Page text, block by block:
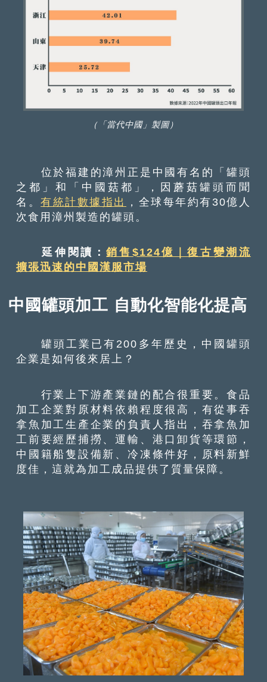
（「當代中國」製圖）
位於福建的漳州正是中國有名的「罐頭
之都」和「中國菇都」，因蘑菇罐頭而聞
名。有統計數據指出
，全球每年約有30億人
次食用漳州製造的罐頭。
延伸閱讀：銷售$124億｜復古變潮流
擴張迅速的中國漢服市場
中國罐頭加工 自動化智能化提高
罐頭工業已有200多年歷史，中國罐頭
企業是如何後來居上？
行業上下游產業鏈的配合很重要。食品
加工企業對原材料依賴程度很高，有從事吞
拿魚加工生產企業的負責人指出，吞拿魚加
工前要經歷捕撈、運輸、港口卸貨等環節，
中國籍船隻設備新、冷凍條件好，原料新鮮
度佳，這就為加工成品提供了質量保障。